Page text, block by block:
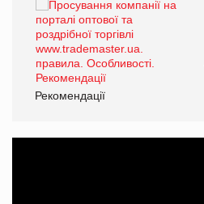
Рекомендації